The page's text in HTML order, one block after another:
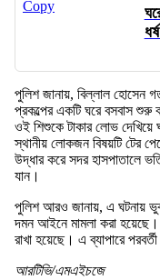
পুলিশ জানায়, বিল্লাল হোসেন
প্রকল্পের একটি ঘরে বসবাস
ওই শিশুকে টাকার লোভ দেখিয়ে
স্থানীয় লোকজন বিষয়টি টের
উদ্ধার করে সদর হাসপাতালে
যান।
পুলিশ আরও জানায়, এ ঘটনায়
দমন আইনে মামলা করা
রাখা হয়েছে। এ ব্যাপারে
আরটিভি/এমএইচজে